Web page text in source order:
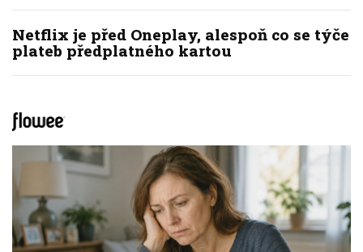
Netflix je před Oneplay, alespoň co se týče
plateb předplatného kartou